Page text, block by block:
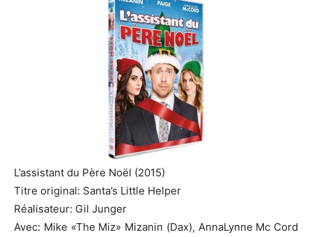
L’assistant du Père Noël (2015)
Titre original: Santa’s Little Helper
Réalisateur: Gil Junger
Avec: Mike «The Miz» Mizanin (Dax), AnnaLynne Mc Cord